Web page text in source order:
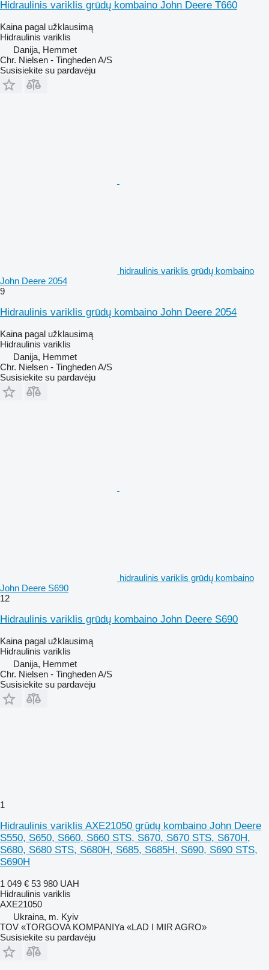
Hidraulinis variklis grūdų kombaino John Deere T660
Kaina pagal užklausimą
Hidraulinis variklis
Danija, Hemmet
Chr. Nielsen - Tingheden A/S
Susisiekite su pardavėju
hidraulinis variklis grūdų kombaino
John Deere 2054
9
Hidraulinis variklis grūdų kombaino John Deere 2054
Kaina pagal užklausimą
Hidraulinis variklis
Danija, Hemmet
Chr. Nielsen - Tingheden A/S
Susisiekite su pardavėju
hidraulinis variklis grūdų kombaino
John Deere S690
12
Hidraulinis variklis grūdų kombaino John Deere S690
Kaina pagal užklausimą
Hidraulinis variklis
Danija, Hemmet
Chr. Nielsen - Tingheden A/S
Susisiekite su pardavėju
1
Hidraulinis variklis AXE21050 grūdų kombaino John Deere
S550, S650, S660, S660 STS, S670, S670 STS, S670H,
S680, S680 STS, S680H, S685, S685H, S690, S690 STS,
S690H
1 049 € 53 980 UAH
Hidraulinis variklis
AXE21050
Ukraina, m. Kyiv
TOV «TORGOVA KOMPANIYa «LAD I MIR AGRO»
Susisiekite su pardavėju